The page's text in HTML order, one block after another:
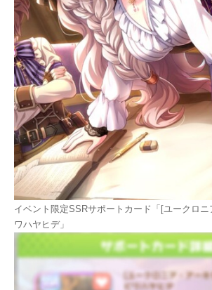
イベント限定SSRサポートカード「[ユークロ
ワハヤヒデ」